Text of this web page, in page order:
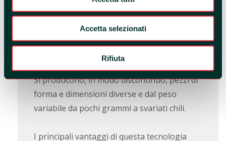
Accetta selezionati
Rifiuta
in cui rammollisce. Successivamente viene
spinto in uno stampo da un pistone o da
una vite. La pressione viene mantenuta fino
Si producono, in modo discontinuo, pezzi di
forma e dimensioni diverse e dal peso
variabile da pochi grammi a svariati chili.
I principali vantaggi di questa tecnologia